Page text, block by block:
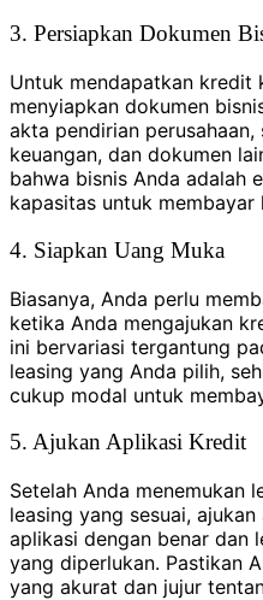
3. Persiapkan Dokumen
Untuk mendapatkan kredit
menyiapkan dokumen
akta pendirian
keuangan, dan dokumen
bahwa bisnis Anda adalah
kapasitas untuk membayar
4. Siapkan Uang Muka
Biasanya, Anda perlu
ketika Anda mengajukan
ini bervariasi tergantung
leasing yang Anda pilih,
cukup modal untuk
5. Ajukan Aplikasi Kredit
Setelah Anda menemukan
leasing yang sesuai,
aplikasi dengan benar dan
yang diperlukan. Pastikan
yang akurat dan jujur